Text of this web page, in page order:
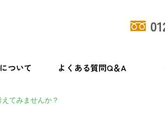
ついて よくある質問Q＆A
てみませんか？